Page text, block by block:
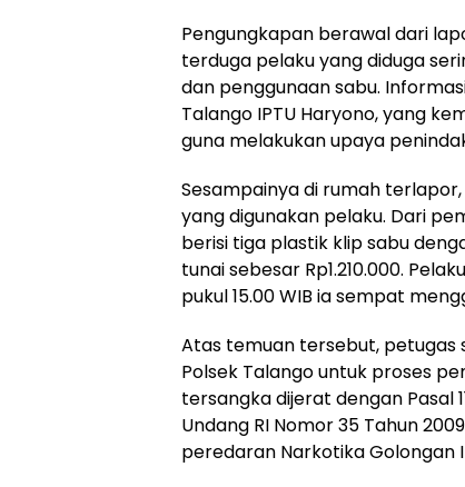
Pengungkapan berawal dari
terduga pelaku yang diduga
dan penggunaan sabu.
Talango IPTU Haryono, yang
guna melakukan upaya
Sesampainya di rumah
yang digunakan pelaku. Dari
berisi tiga plastik klip sabu
tunai sebesar Rp1.210.000.
pukul 15.00 WIB ia sempat
Atas temuan tersebut, petugas
Polsek Talango untuk proses
tersangka dijerat dengan Pasal
Undang RI Nomor 35 Tahun
peredaran Narkotika Golongan I